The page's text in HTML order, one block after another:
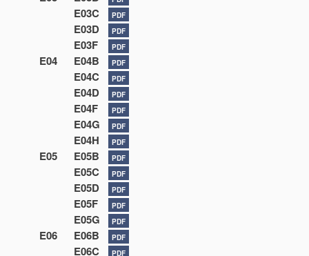
E03C PDF
E03D PDF
E03F PDF
E04 E04B PDF
E04C PDF
E04D PDF
E04F PDF
E04G PDF
E04H PDF
E05 E05B PDF
E05C PDF
E05D PDF
E05F PDF
E05G PDF
E06 E06B PDF
E06C PDF